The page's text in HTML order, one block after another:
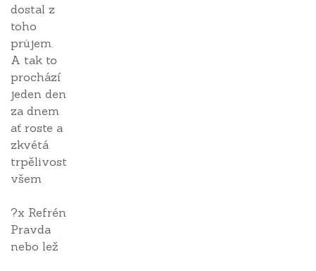
dostal z
toho
průjem.
A tak to
prochází
jeden den
za dnem
ať roste a
zkvétá
trpělivost
všem
?x Refrén
Pravda
nebo lež